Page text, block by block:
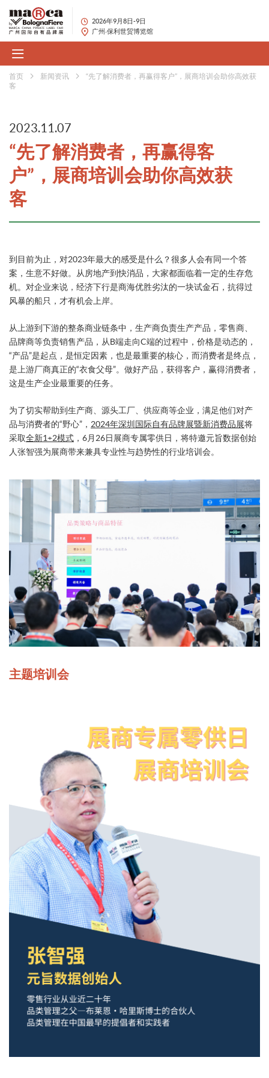
2026年9月8日-9日
广州·保利世贸博览馆
首页 新闻资讯
“先了解消费者，再赢得客户”，展商培训会助你高效获
客
2023.11.07
“先了解消费者，再赢得客
户”，展商培训会助你高效获
客
到目前为止，对2023年最大的感受是什么？很多人会有同一个答
案，生意不好做。从房地产到快消品，大家都面临着一定的生存危
机。对企业来说，经济下行是商海优胜劣汰的一块试金石，抗得过
风暴的船只，才有机会上岸。
从上游到下游的整条商业链条中，生产商负责生产产品，零售商、
品牌商等负责销售产品，从B端走向C端的过程中，价格是动态的，
“产品”是起点，是恒定因素，也是最重要的核心，而消费者是终点，
是上游厂商真正的“衣食父母”。做好产品，获得客户，赢得消费者，
这是生产企业最重要的任务。
为了切实帮助到生产商、源头工厂、供应商等企业，满足他们对产
品与消费者的“野心”， 2024年深圳国际自有品牌展暨新消费品展将
采取全新1+2模式 ，6月26日展商专属零供日，将特邀元旨数据创始
人张智强为展商带来兼具专业性与趋势性的行业培训会。
主题培训会